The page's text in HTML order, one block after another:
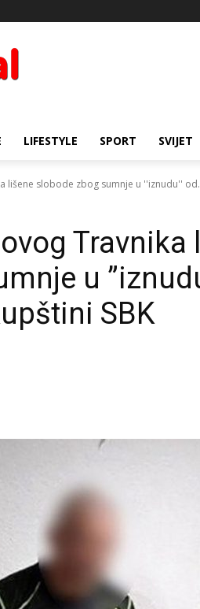
LIFESTYLE SPORT SVIJET
lišene slobode zbog sumnje u ''iznudu''
Travnika
u
SBK